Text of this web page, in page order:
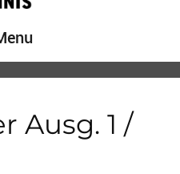
Ausg. 1 /